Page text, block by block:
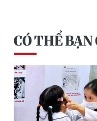
CÓ THỂ